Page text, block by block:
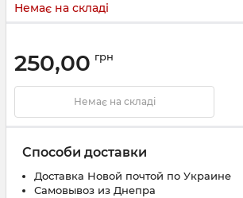
Немає на складі
250,00 грн
Немає на складі
Способи доставки
Доставка Новой почтой по Украине
Самовывоз из Днепра